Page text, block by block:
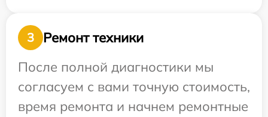
3
Ремонт техники
После полной диагностики мы
согласуем с вами точную стоимость,
время ремонта и начнем ремонтные